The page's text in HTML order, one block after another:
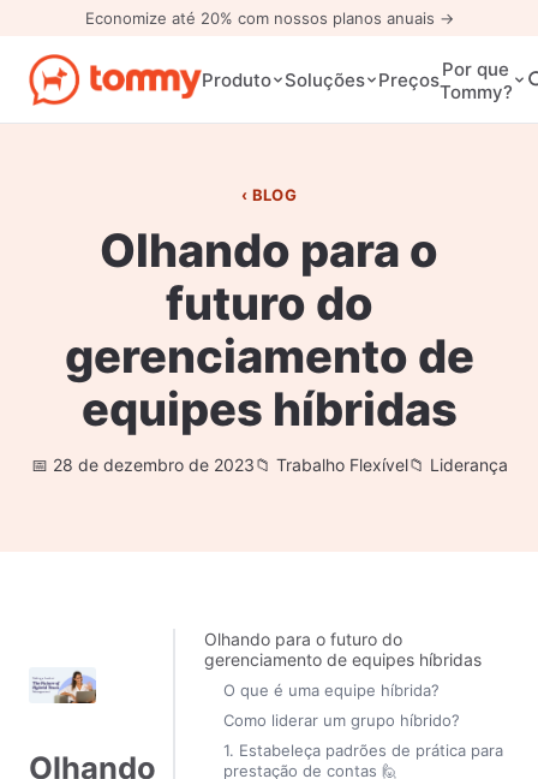
Economize até 20% com nossos planos anuais →
Produto Soluções PreçosPor que
Tommy?
BLOG
Olhando para o
futuro do
gerenciamento de
equipes híbridas
28 de dezembro de 2023 Trabalho Flexível Liderança
Olhando
Olhando para o futuro do
gerenciamento de equipes híbridas
O que é uma equipe híbrida?
Como liderar um grupo híbrido?
1. Estabeleça padrões de prática para
prestação de contas 🙋